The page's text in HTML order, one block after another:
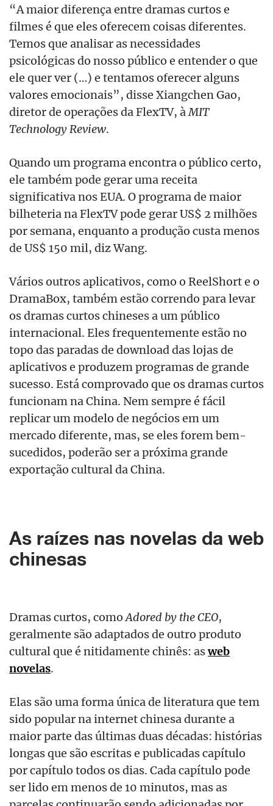
“A maior diferença entre dramas curtos e
filmes é que eles oferecem coisas diferentes.
Temos que analisar as necessidades
psicológicas do nosso público e entender o que
ele quer ver (…) e tentamos oferecer alguns
valores emocionais”, disse Xiangchen Gao,
diretor de operações da FlexTV, à MIT
Technology Review.
Quando um programa encontra o público certo,
ele também pode gerar uma receita
significativa nos EUA. O programa de maior
bilheteria na FlexTV pode gerar US$ 2 milhões
por semana, enquanto a produção custa menos
de US$ 150 mil, diz Wang.
Vários outros aplicativos, como o ReelShort e o
DramaBox, também estão correndo para levar
os dramas curtos chineses a um público
internacional. Eles frequentemente estão no
topo das paradas de download das lojas de
aplicativos e produzem programas de grande
sucesso. Está comprovado que os dramas curtos
funcionam na China. Nem sempre é fácil
replicar um modelo de negócios em um
mercado diferente, mas, se eles forem bem-
sucedidos, poderão ser a próxima grande
exportação cultural da China.
As raízes nas novelas da web
chinesas
Dramas curtos, como Adored by the CEO,
geralmente são adaptados de outro produto
cultural que é nitidamente chinês: asweb
novelas.
Elas são uma forma única de literatura que tem
sido popular na internet chinesa durante a
maior parte das últimas duas décadas: histórias
longas que são escritas e publicadas capítulo
por capítulo todos os dias. Cada capítulo pode
ser lido em menos de 10 minutos, mas as